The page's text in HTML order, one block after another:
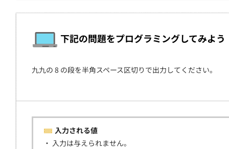
学校
契約
下記の問題をプログラミングしてみよう
九九の 8 の段を半角スペース区切りで出力してください。
入力される値
・ 入力は与えられません。